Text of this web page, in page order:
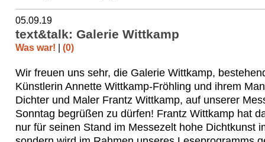
05.09.19
text&talk: Galerie Wittkamp
Was war! | (0)
Wir freuen uns sehr, die Galerie Wittkamp,
Künstlerin Annette Wittkamp-Fröhling und ihrem
Dichter und Maler Frantz Wittkamp, auf unserer
Sonntag begrüßen zu dürfen! Frantz Wittkamp hat
nur für seinen Stand im Messezelt hohe Dichtkunst